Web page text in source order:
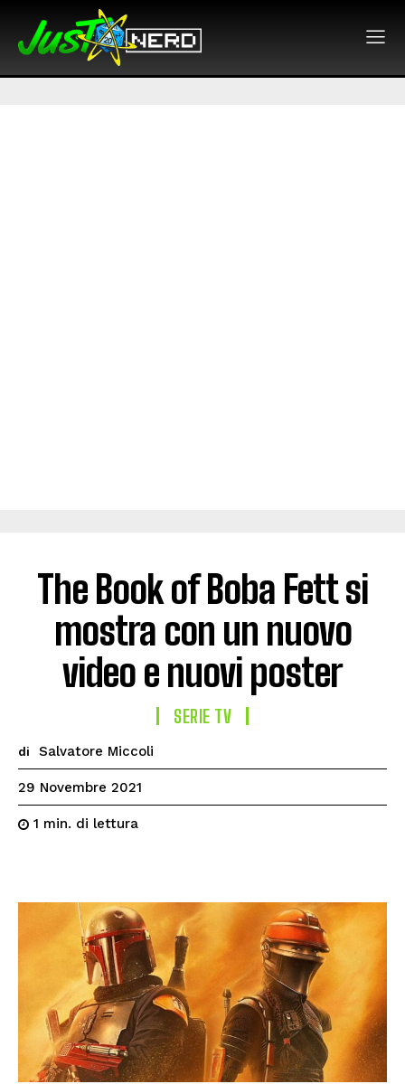
The Book of Boba Fett si
mostra con un nuovo
video e nuovi poster
SERIE TV
di Salvatore Miccoli
29 Novembre 2021
1 min. di lettura